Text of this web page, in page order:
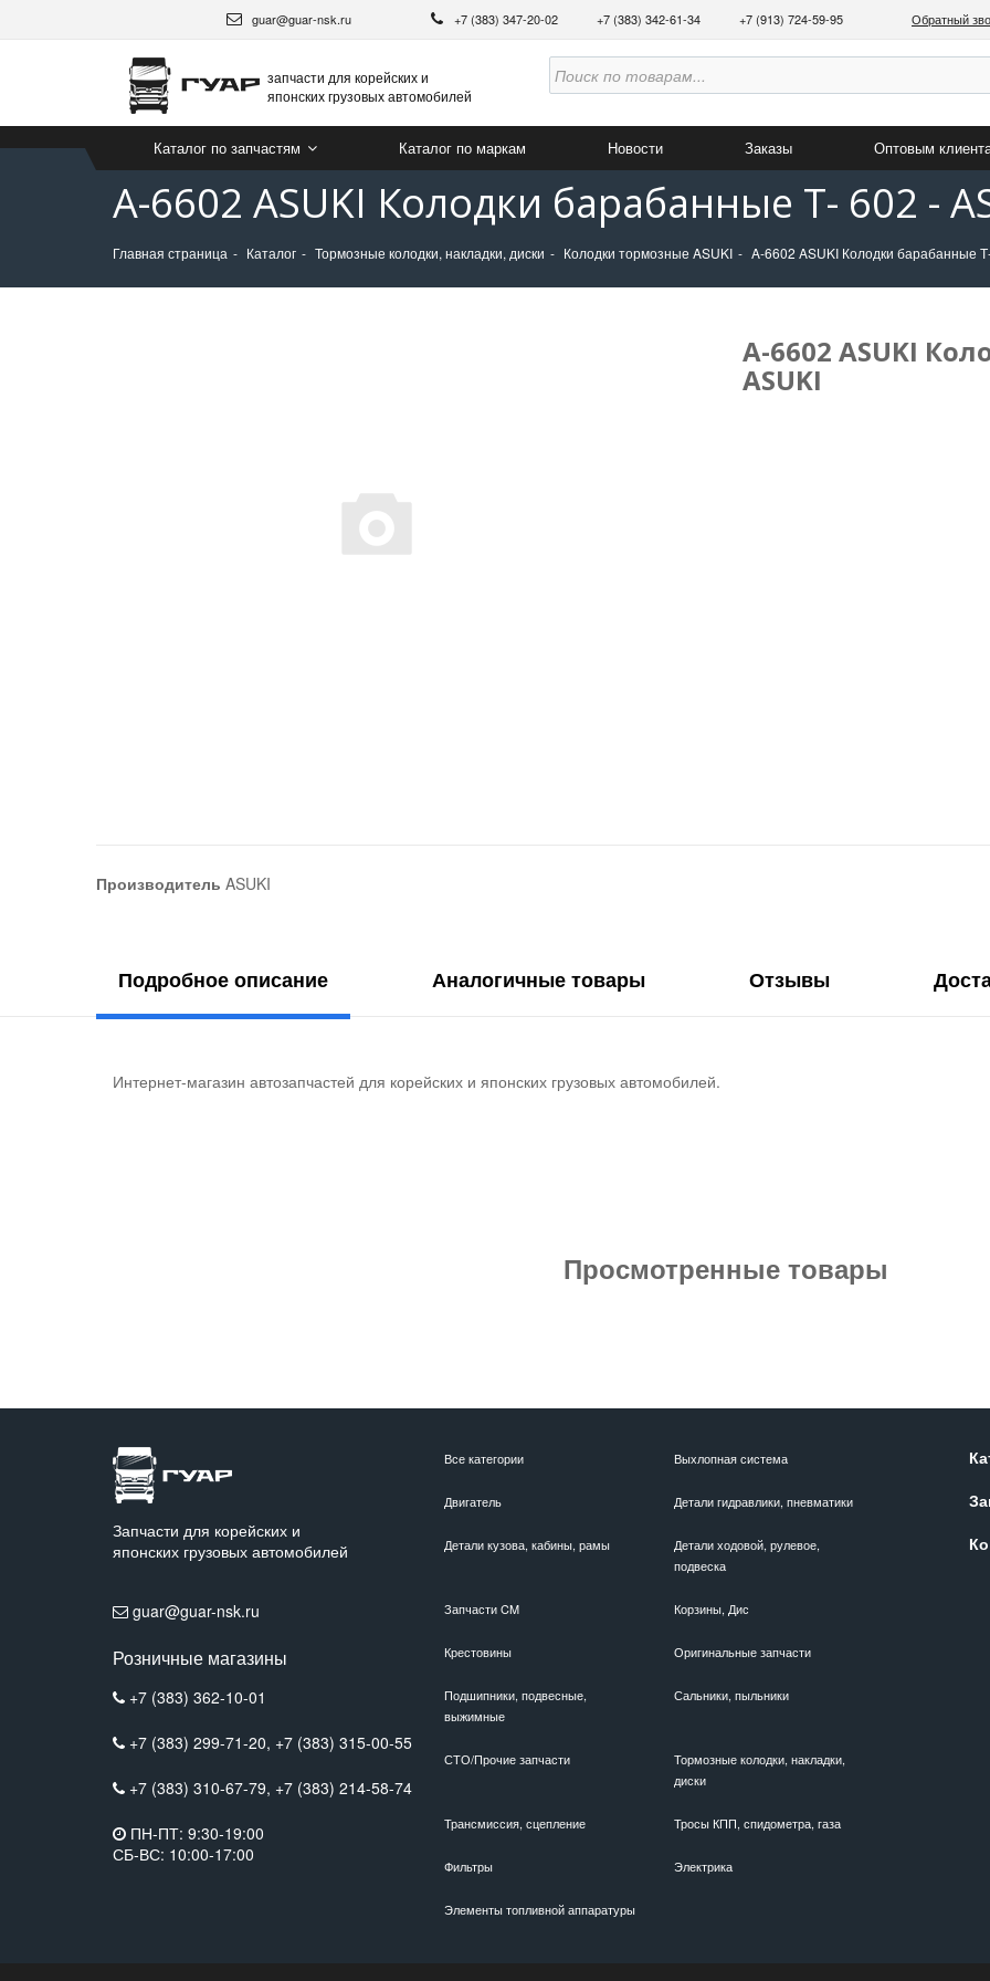
guar@guar-nsk.ru +7 (383) 347-20-02 +7 (383) 342-61-34 +7 (913) 724-59-95 Обратный
запчасти для корейских и
японских грузовых автомобилей
Каталог по запчастям Каталог по маркам Новости Заказы Оптовым
A-6602 ASUKI Колодки барабанные Т- 602 -
Главная страница Каталог Тормозные колодки, накладки, диски Колодки тормозные ASUKI A-6602 ASUKI Колодки барабанные
A-6602 ASUKI
ASUKI
Производитель ASUKI
Подробное описание Аналогичные товары Отзывы
Интернет-магазин автозапчастей для корейских и японских грузовых автомобилей.
Просмотренные товары
Запчасти для корейских и
японских грузовых автомобилей
guar@guar-nsk.ru
Розничные магазины
+7 (383) 362-10-01
+7 (383) 299-71-20, +7 (383) 315-00-55
+7 (383) 310-67-79, +7 (383) 214-58-74
ПН-ПТ: 9:30-19:00
СБ-ВС: 10:00-17:00
Все категории Выхлопная система
Двигатель Детали гидравлики, пневматики
Детали кузова, кабины, рамы
Детали ходовой, рулевое,
подвеска
Запчасти CM Корзины, Дис
Крестовины Оригинальные запчасти
Подшипники, подвесные,
выжимные
Сальники, пыльники
СТО/Прочие запчасти
Тормозные колодки, накладки,
диски
Трансмиссия, сцепление Тросы КПП, спидометра, газа
Фильтры Электрика
Элементы топливной аппаратуры